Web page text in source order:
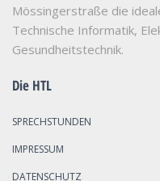
Mössingerstraße die
Technische Informatik,
Gesundheitstechnik.
Die HTL
SPRECHSTUNDEN
IMPRESSUM
DATENSCHUTZ